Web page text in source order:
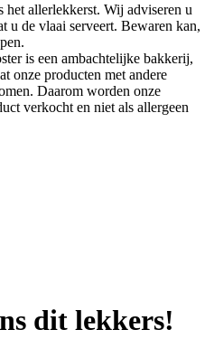
allerlekkerst. Wij adviseren u
u de vlaai serveert. Bewaren kan,
is een ambachtelijke bakkerij,
onze producten met andere
Daarom worden onze
verkocht en niet als allergeen
dit lekkers!